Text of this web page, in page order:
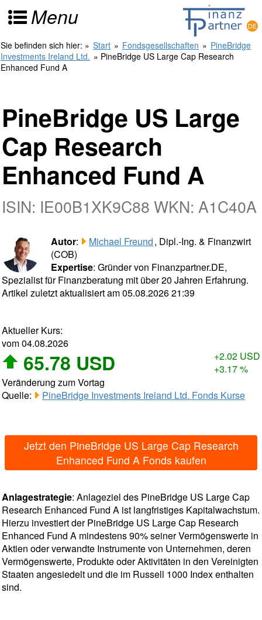
Menu
Sie befinden sich hier: » Start » Fondsgesellschaften » PineBridge
Investments Ireland Ltd. » PineBridge US Large Cap Research
Enhanced Fund A
PineBridge US Large
Cap Research
Enhanced Fund A
ISIN: IE00B1XK9C88 WKN: A1C40A
Autor: Michael Freund, Dipl.-Ing. & Finanzwirt
(COB)
Expertise: Gründer von Finanzpartner.DE,
Spezialist für Finanzberatung mit über 20 Jahren Erfahrung.
Artikel zuletzt aktualisiert am 05.08.2026 21:39
Aktueller Kurs:
vom 04.08.2026
65.78 USD
+2.02 USD
+3.17 %
Veränderung zum Vortag
Quelle:
PineBridge Investments Ireland Ltd. Fonds Kurse
Jetzt den PineBridge US Large Cap Research
Enhanced Fund A Fonds kaufen
Anlagestrategie: Anlageziel des PineBridge US Large Cap
Research Enhanced Fund A ist langfristiges Kapitalwachstum.
Hierzu investiert der PineBridge US Large Cap Research
Enhanced Fund A mindestens 90% seiner Vermögenswerte in
Aktien oder verwandte Instrumente von Unternehmen, deren
Vermögenswerte, Produkte oder Aktivitäten in den Vereinigten
Staaten angesiedelt und die im Russell 1000 Index enthalten
sind.